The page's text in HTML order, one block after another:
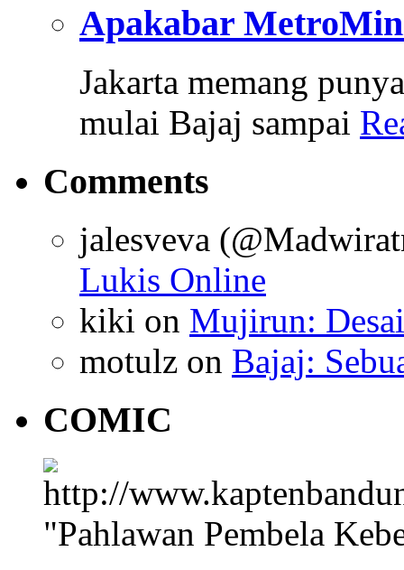
Apakabar
Jakarta memang
mulai Bajaj sampai
Comments
jalesveva
Lukis Online
kiki on Mujirun:
motulz on Bajaj:
COMIC
"Pahlawan Pembela